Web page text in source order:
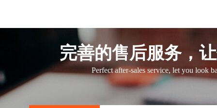
完善的售后服务，
Perfect after-sales service, let you look